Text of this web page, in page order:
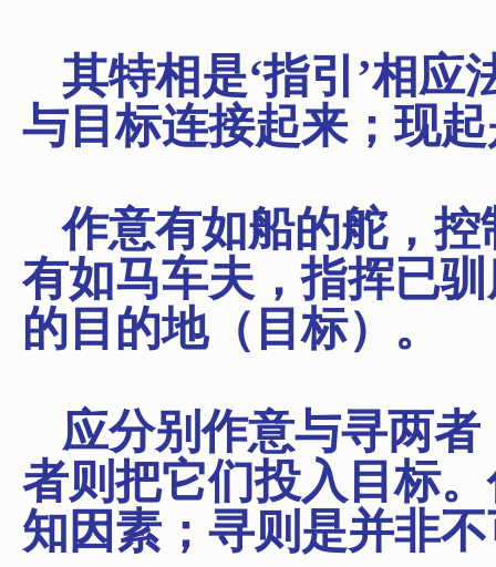
其特相是‘指引’相
与目标连接起来；现
作意有如船的舵，
有如马车夫，指挥已
的目的地（目标）。
应分别作意与寻两
者则把它们投入目标
知因素；寻则是并非